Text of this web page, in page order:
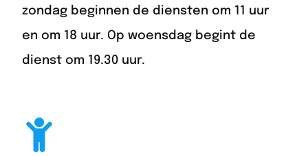
zondag beginnen de diensten om 11 uur
en om 18 uur. Op woensdag begint de
dienst om 19.30 uur.